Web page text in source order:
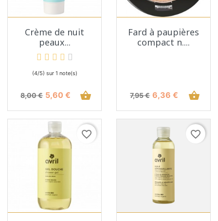
Crème de nuit
peaux...
(4/5) sur 1 note(s)
Prix de base
8,00 € Prix
5,60 € shopping_basket
Fard à paupières
compact n....
Prix de base
7,95 € Prix
6,36 € shopping_basket
favorite_border favorite_border